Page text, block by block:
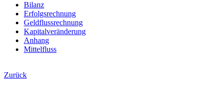
Bilanz
Erfolgs­rechnung
Geldfluss­rechnung
Kapital­veränderung
Anhang
Mittelfluss
Zurück